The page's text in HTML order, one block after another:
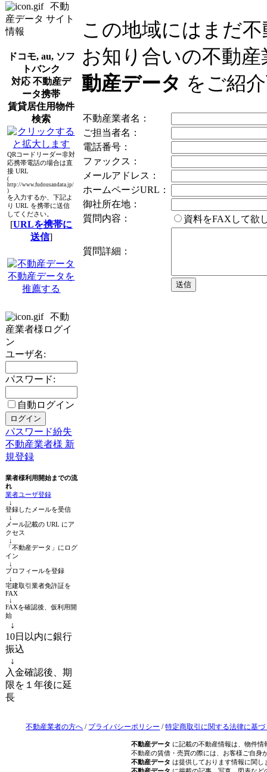
不動
産データ サイト
情報
ドコモ, au, ソフ
トバンク
対応 不動産デ
ータ携帯
賃貸居住用物件
検索
QRコードリーダー非対
応携帯電話の場合は直
接 URL
(
http://www.fudousandata.jp/
)
を入力するか、下記よ
り URL を携帯に送信
してください。
[URLを携帯に
送信]
不動産データを
推薦する
不動
産業者様ログイ
ン
ユーザ名:
パスワード:
自動ログイン
パスワード紛失
不動産業者様 新
規登録
業者様利用開始までの流
れ
業者ユーザ登録
↓
登録したメールを受信
↓
メール記載の URL にア
クセス
↓
「不動産データ」にログ
イン
↓
プロフィールを登録
↓
宅建取引業者免許証を
FAX
↓
FAXを確認後、仮利用開
始
↓
10日以内に銀行
振込
↓
入金確認後、期
限を１年後に延
長
この地域にはまだ
お知り合いの不動
動産データ をご紹
不動産業者名：
ご担当者名：
電話番号：
ファックス：
メールアドレス：
ホームページURL：
御社所在地：
質問内容：
資料をFAXして
質問詳細：
不動産業者の方へ / プライバシーポリシー /特定商取引に関する法律に基
不動産データ に記載の不動産情報は、物件
不動産の賃借・売買の際には、お客様ご自身
不動産データ は提供しております情報に関し